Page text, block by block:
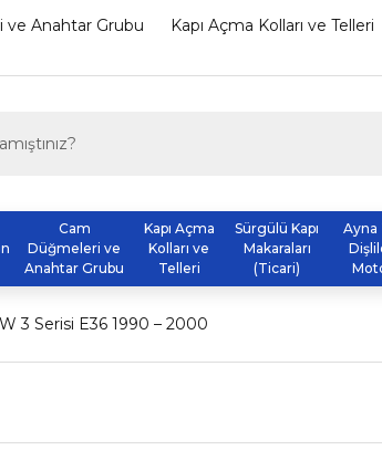
Anahtar Grubu Kapı Açma Kolları ve Telleri
Cam
Düğmeleri ve
Anahtar Grubu
Kapı Açma
Kolları ve
Telleri
Sürgülü Kapı
Makaraları
(Ticari)
Ayna
3 Serisi E36 1990 – 2000